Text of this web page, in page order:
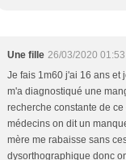
Une fille 26/03/2020 01:53
Je fais 1m60 j'ai 16 ans et
m'a diagnostiqué une
recherche constante de
médecins on dit un
mère me rabaisse sans
dysorthographique donc